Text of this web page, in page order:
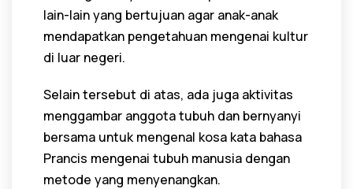
lain-lain yang bertujuan agar anak-anak
mendapatkan pengetahuan mengenai kultur
di luar negeri.
Selain tersebut di atas, ada juga aktivitas
menggambar anggota tubuh dan bernyanyi
bersama untuk mengenal kosa kata bahasa
Prancis mengenai tubuh manusia dengan
metode yang menyenangkan.